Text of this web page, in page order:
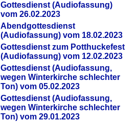
Gottesdienst (Audiofassung)
vom 26.02.2023
Abendgottesdienst
(Audiofassung) vom 18.02.2023
Gottesdienst zum Potthuckefest
(Audiofassung) vom 12.02.2023
Gottesdienst (Audiofassung,
wegen Winterkirche schlechter
Ton) vom 05.02.2023
Gottesdienst (Audiofassung,
wegen Winterkirche schlechter
Ton) vom 29.01.2023